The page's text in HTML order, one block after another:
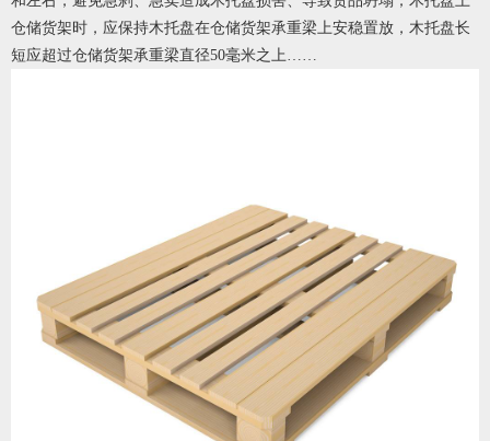
仓储货架时，应保持木托盘在仓储货架承重梁上安稳置放，木托盘长
短应超过仓储货架承重梁直径50毫米之上……